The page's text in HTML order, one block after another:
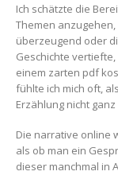
Ich schätzte die
Themen
überzeugend oder
Geschichte
einem zarten pdf
fühlte ich mich oft,
Erzählung nicht
Die narrative online
als ob man ein
dieser manchmal in